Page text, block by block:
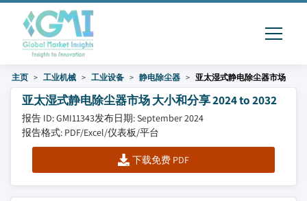
主页 工业机械 工业设备 静电除尘器 亚太湿式静电除尘器市场
亚太湿式静电除尘器市场 大小和分享 2024 to 2032
报告 ID: GMI11343发布日期: September 2024
报告格式: PDF/Excel/仪表板/平台
下载免费 PDF